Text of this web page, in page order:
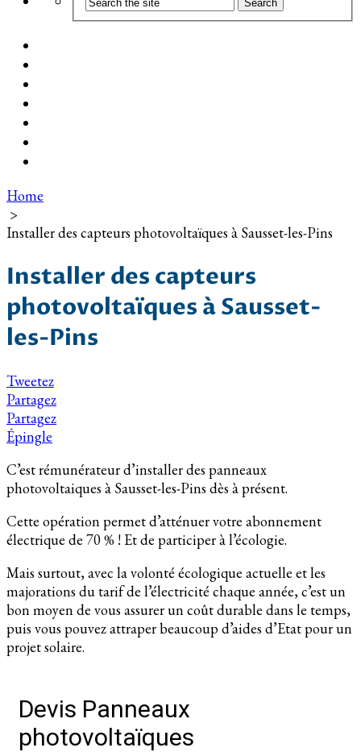
Home
>
Installer des capteurs photovoltaïques à Sausset-les-Pins
Installer des capteurs
photovoltaïques à Sausset-
les-Pins
Tweetez
Partagez
Partagez
Épingle
C’est rémunérateur d’installer des panneaux
photovoltaiques à Sausset-les-Pins dès à présent.
Cette opération permet d’atténuer votre abonnement
électrique de 70 % ! Et de participer à l’écologie.
Mais surtout, avec la volonté écologique actuelle et les
majorations du tarif de l’électricité chaque année, c’est un
bon moyen de vous assurer un coût durable dans le temps,
puis vous pouvez attraper beaucoup d’aides d’Etat pour un
projet solaire.
Devis Panneaux
photovoltaïques